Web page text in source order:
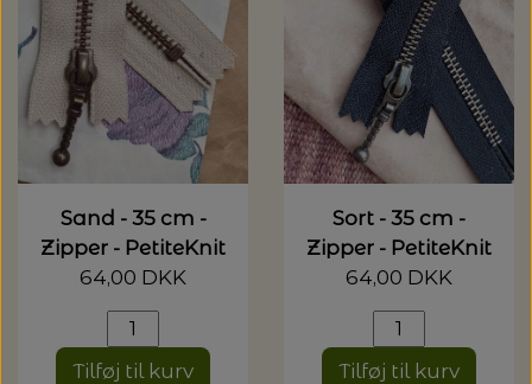
Sand - 35 cm -
Zipper - PetiteKnit
64,00 DKK
Tilføj til kurv
Sort - 35 cm -
Zipper - PetiteKnit
64,00 DKK
Tilføj til kurv